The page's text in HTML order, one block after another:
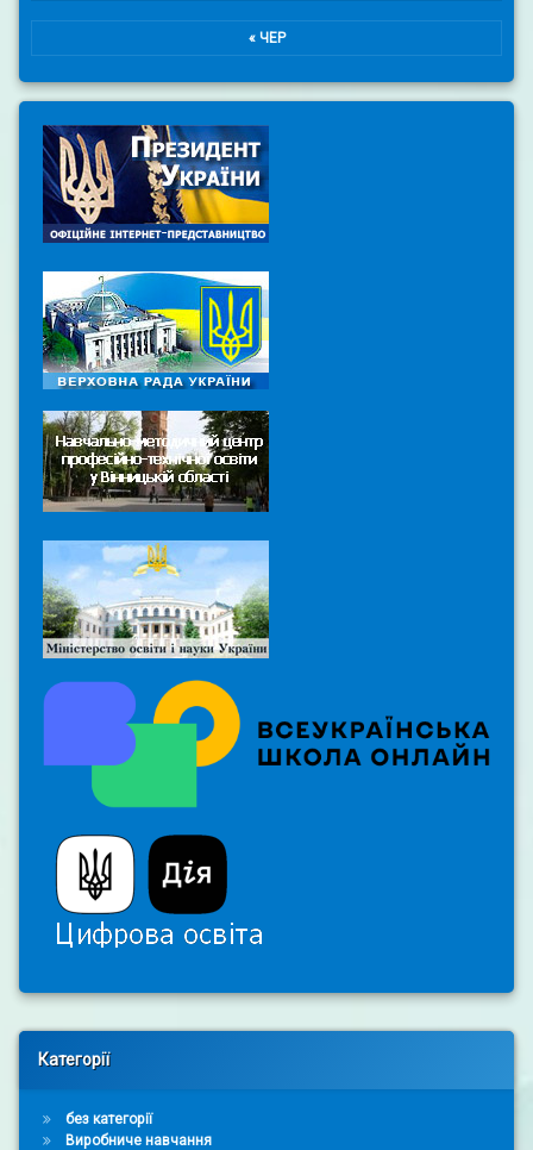
« ЧЕР
Right Sidebar
Категорії
без категорії
Виробниче навчання